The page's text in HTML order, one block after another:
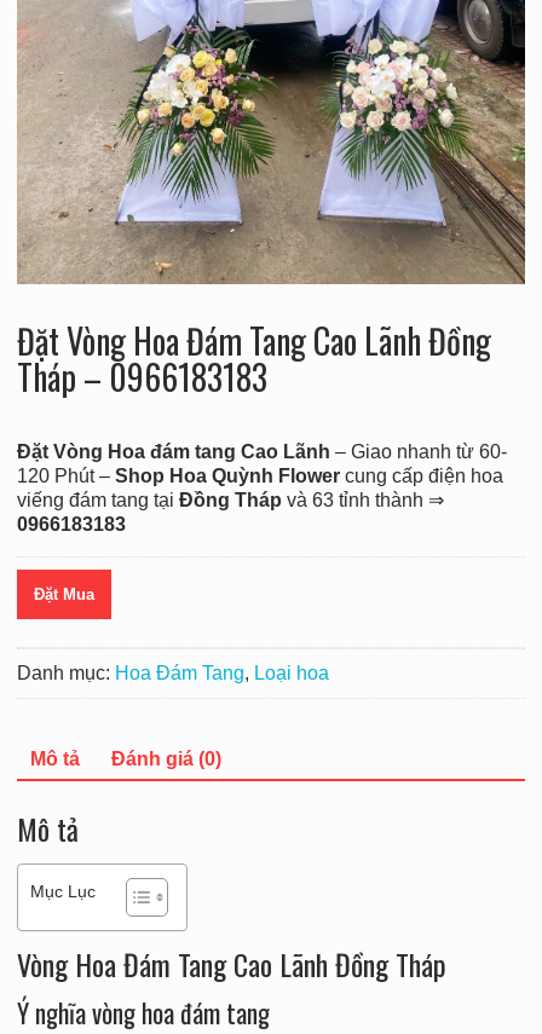
Đặt Vòng Hoa Đám Tang Cao Lãnh Đồng
Tháp – 0966183183
Đặt Vòng Hoa đám tang Cao Lãnh – Giao nhanh từ 60-
120 Phút – Shop Hoa Quỳnh Flowercung cấp điện hoa
viếng đám tang tại Đồng Tháp và 63 tỉnh thành ⇒
0966183183
Đặt Mua
Danh mục: Hoa Đám Tang, Loại hoa
Mô tả Đánh giá (0)
Mô tả
Mục Lục
Vòng Hoa Đám Tang Cao Lãnh Đồng Tháp
Ý nghĩa vòng hoa đám tang